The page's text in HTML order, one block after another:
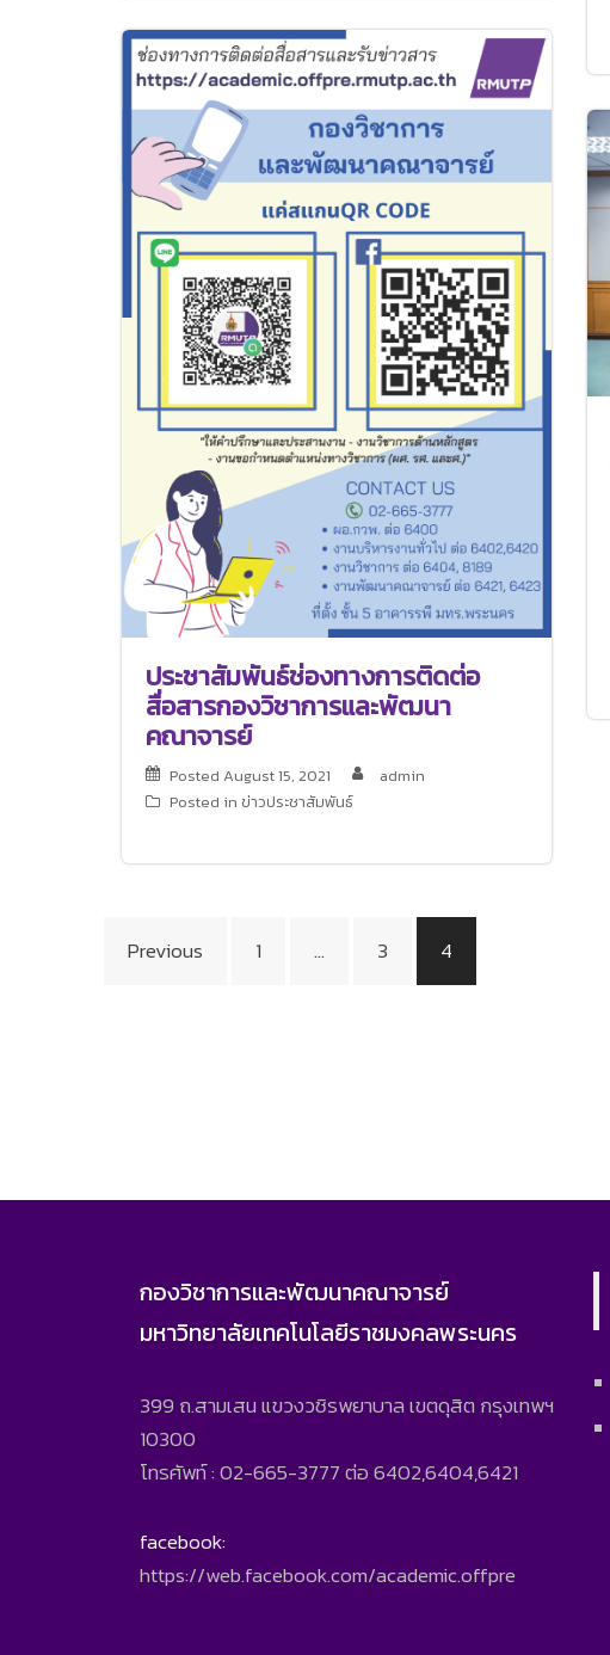
ประชาสัมพันธ์ช่องทางการติดต่อ
สื่อสารกองวิชาการและพัฒนา
คณาจารย์
Posted August 15, 2021
admin
Posted in ข่าวประชาสัมพันธ์
Posts
Previous 1 … 3 4
กองวิชาการและพัฒนาคณาจารย์
มหาวิทยาลัยเทคโนโลยีราชมงคลพระนคร
399 ถ.สามเสน แขวงวชิรพยาบาล เขตดุสิต กรุงเทพฯ
10300
โทรศัพท์ : 02-665-3777 ต่อ 6402,6404,6421
facebook:
https://web.facebook.com/academic.offpre